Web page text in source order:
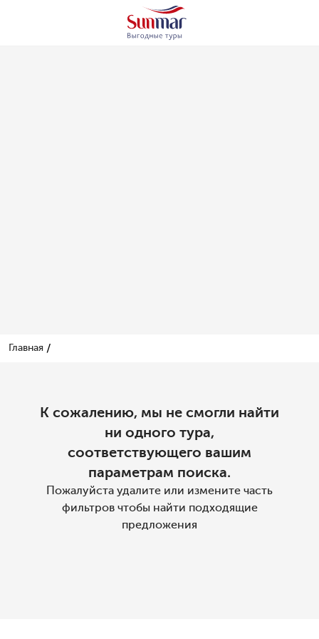
Главная /
К сожалению, мы не смогли найти
ни одного тура,
соответствующего вашим
параметрам поиска.
Пожалуйста удалите или измените часть
фильтров чтобы найти подходящие
предложения